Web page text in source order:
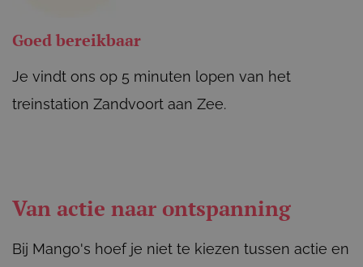
Goed bereikbaar
Je vindt ons op 5 minuten lopen van het
treinstation Zandvoort aan Zee.
Van actie naar ontspanning
Bij Mango's hoef je niet te kiezen tussen actie en